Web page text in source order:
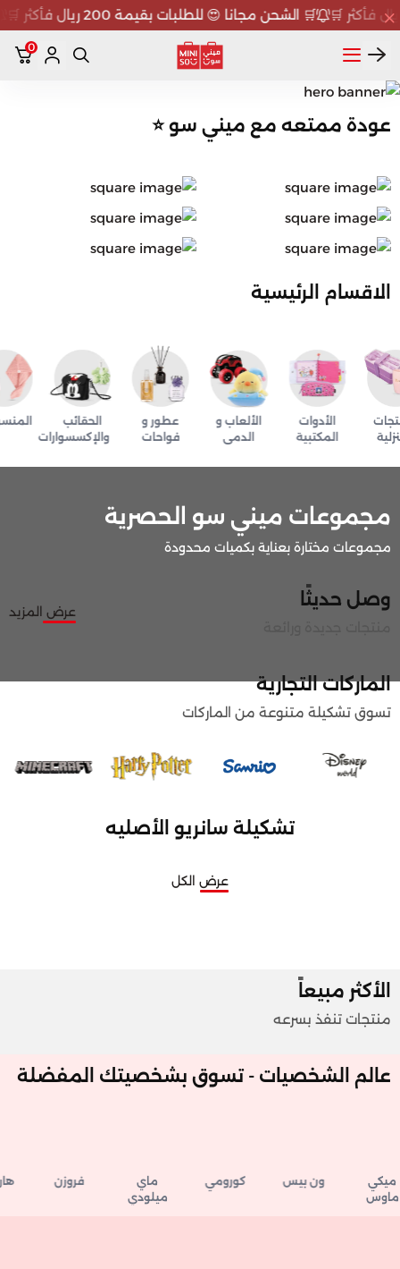
🛒 الشحن مجانا 😍 للطلبات بقيمة 200 ريال فأكثر 🛒
ميني سو MINISO
0
عودة ممتعه مع ميني سو ⭐
الاقسام الرئيسية
الأدوات
المكتبية
الألعاب و
الدمى
عطور و
فواحات
الحقائب
والإكسسوارات
مجموعات ميني سو الحصرية
مجموعات مختارة بعناية بكميات محدودة
وصل حديثًا
عرض المزيد
الماركات التجارية
تسوق تشكيلة متنوعة من الماركات
تشكيلة سانريو الأصليه
عرض الكل
الأكثر مبيعاً
منتجات تنفذ بسرعه
عالم الشخصيات - تسوق بشخصيتك المفضلة
ون بيس كورومي
ماي
ميلودي
فروزن